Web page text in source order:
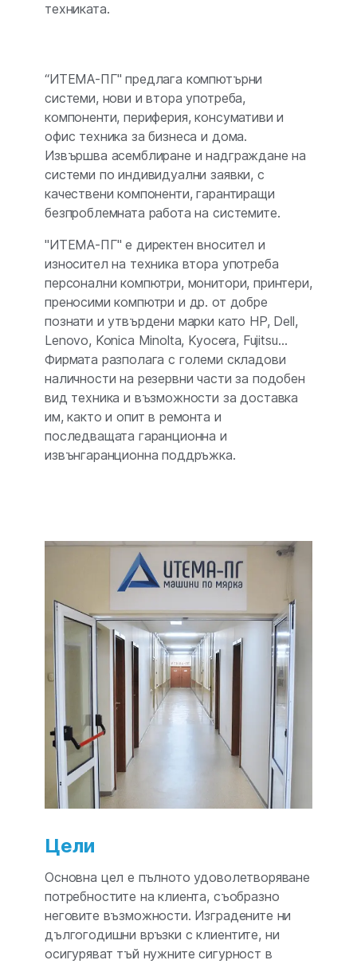
техниката.
“ИТЕМА-ПГ" предлага компютърни
системи, нови и втора употреба,
компоненти, периферия, консумативи и
офис техника за бизнеса и дома.
Извършва асемблиране и надграждане на
системи по индивидуални заявки, с
качествени компоненти, гарантиращи
безпроблемната работа на системите.
"ИТЕМА-ПГ" е директен вносител и
износител на техника втора употреба
персонални компютри, монитори, принтери,
преносими компютри и др. от добре
познати и утвърдени марки като HP, Dell,
Lenovo, Konica Minolta, Kyocera, Fujitsu…
Фирмата разполага с големи складови
наличности на резервни части за подобен
вид техника и възможности за доставка
им, както и опит в ремонта и
последващата гаранционна и
извънгаранционна поддръжка.
Цели
Основна цел е пълното удоволетворяване
потребностите на клиента, съобразно
неговите възможности. Изградените ни
дългогодишни връзки с клиентите, ни
осигуряват тъй нужните сигурност в